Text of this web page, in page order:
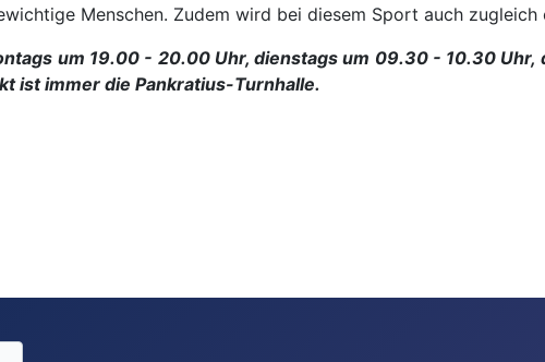
Menschen. Zudem wird bei diesem Sport auch
um 19.00 - 20.00 Uhr, dienstags um 09.30 - 10.30
ist immer die Pankratius-Turnhalle.